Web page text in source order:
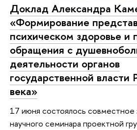
Доклад Александра
«Формирование
психическом здоровье и
обращения с
деятельности органов
государственной власти
века»
17 июня состоялось совместное
научного семинара проектной